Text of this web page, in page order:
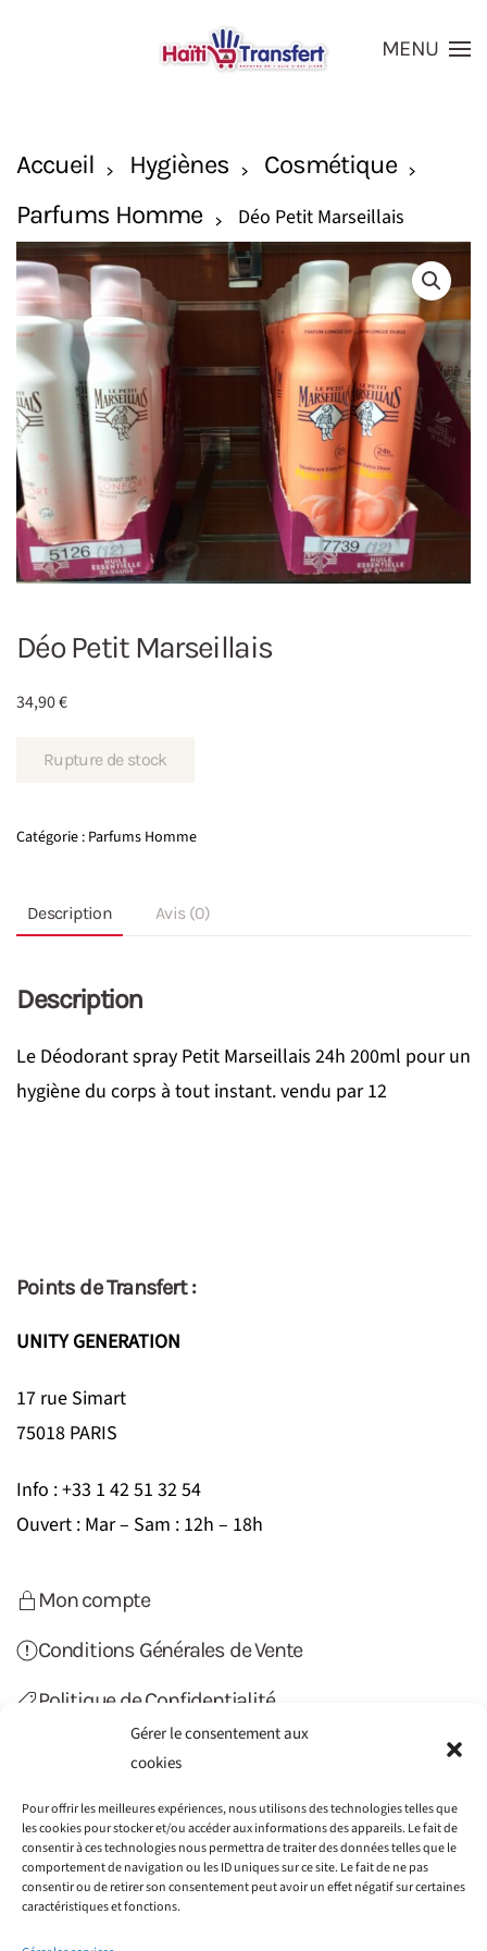
Gérer le consentement aux
cookies
Pour offrir les meilleures expériences, nous utilisons des technologies telles que
les cookies pour stocker et/ou accéder aux informations des appareils. Le fait de
consentir à ces technologies nous permettra de traiter des données telles que le
comportement de navigation ou les ID uniques sur ce site. Le fait de ne pas
consentir ou de retirer son consentement peut avoir un effet négatif sur certaines
caractéristiques et fonctions.
Skip to main content
MENU
Accueil Hygiènes
Cosmétique
Parfums Homme
Déo Petit Marseillais
Déo Petit Marseillais
34,90€
Rupture de stock
Catégorie : Parfums Homme
Description Avis (0)
Description
Le Déodorant spray Petit Marseillais 24h 200ml pour un
hygiène du corps à tout instant. vendu par 12
Points de Transfert :
UNITY GENERATION
17 rue Simart
75018 PARIS
Info : +33 1 42 51 32 54
Ouvert : Mar – Sam : 12h – 18h
Mon compte
Conditions Générales de Vente
Politique de Confidentialité
Politique de Cookies (UE)
Contact